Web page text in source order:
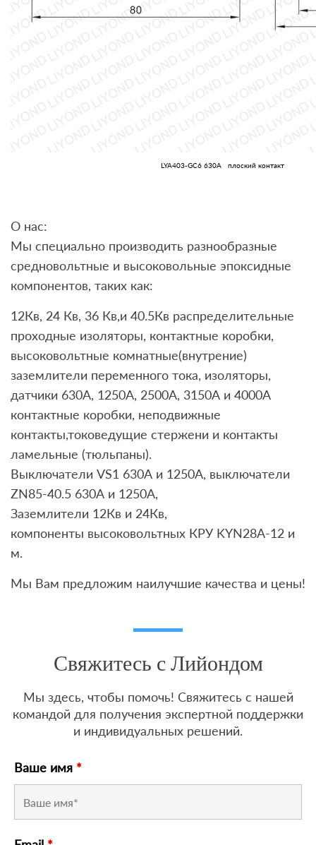
LYA403-GC6 630A плоский контакт
О нас:
Мы специально производить разнообразные
средновольтные и высоковольные эпоксидные
компонентов, таких как:
12Кв, 24 Кв, 36 Кв,и 40.5Кв распределительные
проходные изоляторы, контактные коробки,
высоковольтные комнатные(внутрение)
заземлители переменного тока, изоляторы,
датчики 630А, 1250A, 2500А, 3150А и 4000А
контактные коробки, неподвижные
контакты,токоведущие стержени и контакты
ламельные (тюльпаны).
Выключатели VS1 630А и 1250А, выключатели
ZN85-40.5 630А и 1250А,
Заземлители 12Кв и 24Кв,
компоненты высоковольтных КРУ KYN28A-12 и
м.
Мы Вам предложим наилучшие качества и цены!
Свяжитесь с Лийондом
Мы здесь, чтобы помочь! Свяжитесь с нашей
командой для получения экспертной поддержки
и индивидуальных решений.
Ваше имя *